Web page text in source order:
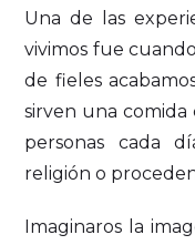
Una de las
vivimos fue
de fieles
sirven una
personas cada
religión o
Imaginaros la